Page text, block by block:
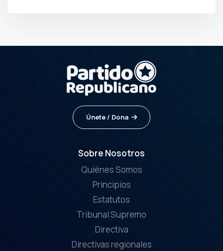
Únete / Dona
Sobre Nosotros
Quiénes Somos
Principios
Estatutos
Tribunal Supremo
Directiva
Directivas regionales